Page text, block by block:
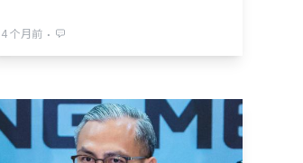
4 个月前 ⋅